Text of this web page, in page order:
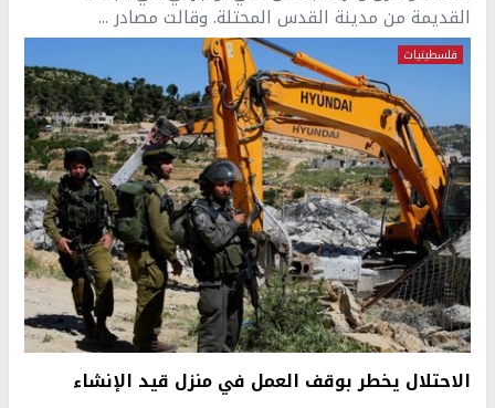
القديمة من مدينة القدس المحتلة. وقالت مصادر ...
فلسطينيات
الاحتلال يخطر بوقف العمل في منزل قيد الإنشاء